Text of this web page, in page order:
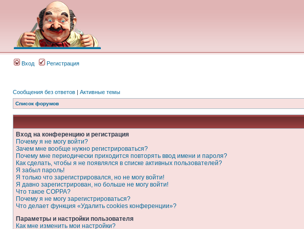
Вход Регистрация
Сообщения без ответов | Активные темы
Список форумов
Вход на конференцию и регистрация
Почему я не могу войти?
Зачем мне вообще нужно регистрироваться?
Почему мне периодически приходится повторять ввод имени и пароля?
Как сделать, чтобы я не появлялся в списке активных пользователей?
Я забыл пароль!
Я только что зарегистрировался, но не могу войти!
Я давно зарегистрирован, но больше не могу войти!
Что такое COPPA?
Почему я не могу зарегистрироваться?
Что делает функция «Удалить cookies конференции»?
Параметры и настройки пользователя
Как мне изменить мои настройки?